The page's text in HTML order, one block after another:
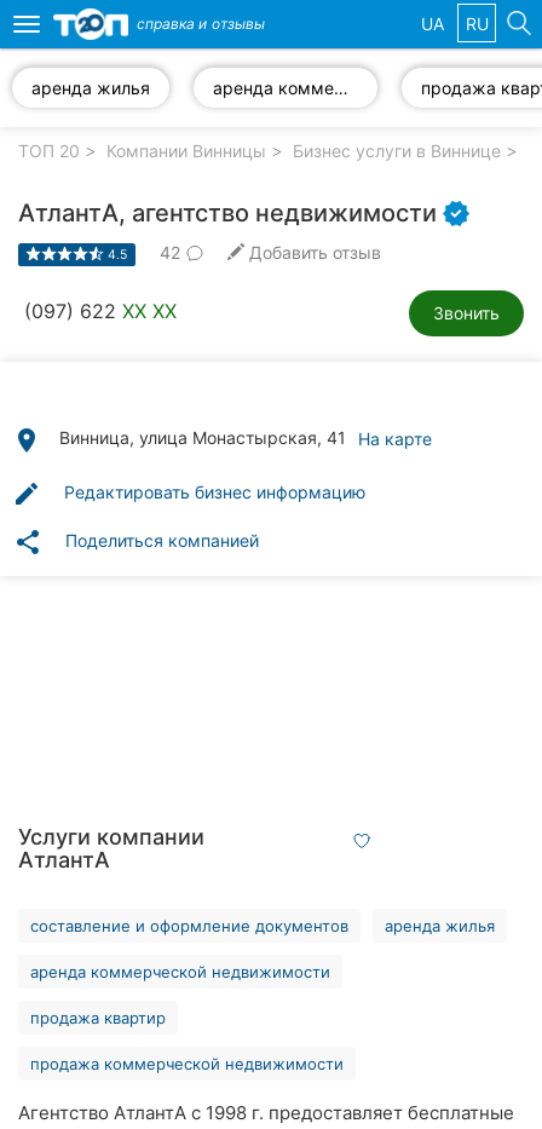
компании
клиники
Автошколы
Все
города:
Хмельницкий
Ровно
Toggle
navigation
справка и отзывы UA RU
аренда жилья аренда коммерческой недвижимости
ТОП 20 Компании Винницы Бизнес услуги в Виннице
АтлантА, агентство недвижимости
4.5 42 Добавить отзыв
(097) 622 XX XX Звонить
place Винница, улица Монастырская, 41 На карте
edit Редактировать бизнес информацию
share Поделиться компанией
Услуги компании
АтлантА
составление и оформление документов аренда жилья
аренда коммерческой недвижимости
продажа квартир
продажа коммерческой недвижимости
Агентство АтлантА с 1998 г. предоставляет бесплатные